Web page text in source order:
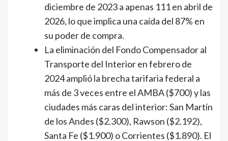
diciembre de 2023 a apenas 111 en abril de
2026, lo que implica una caída del 87% en
su poder de compra.
La eliminación del Fondo Compensador al
Transporte del Interior en febrero de
2024 amplió la brecha tarifaria federal a
más de 3 veces entre el AMBA ($700) y las
ciudades más caras del interior: San Martín
de los Andes ($2.300), Rawson ($2.192),
Santa Fe ($1.900) o Corrientes ($1.890). El